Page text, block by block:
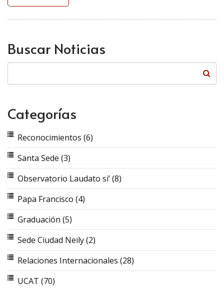
Buscar Noticias
Categorías
Reconocimientos (6)
Santa Sede (3)
Observatorio Laudato si’(8)
Papa Francisco (4)
Graduación (5)
Sede Ciudad Neily(2)
Relaciones Internacionales (28)
UCAT (70)